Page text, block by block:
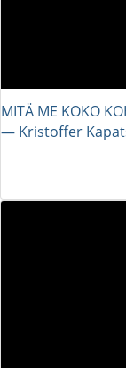
MITÄ ME KOKO
― Kristoffer